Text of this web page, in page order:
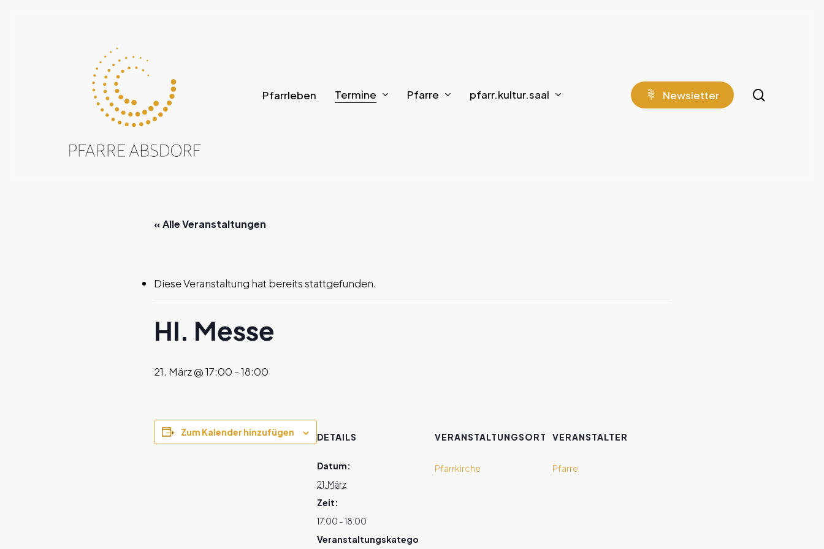
Pfarrleben Termine Pfarre pfarr.kultur.saal Newsletter
« Alle Veranstaltungen
Diese Veranstaltung hat bereits stattgefunden.
Hl. Messe
21. März @ 17:00 -18:00
Zum Kalender hinzufügen DETAILS
Datum:
21. März
Zeit:
17:00 - 18:00
Veranstaltungskatego
VERANSTALTUNGSORT
Pfarrkirche
VERANSTALTER
Pfarre